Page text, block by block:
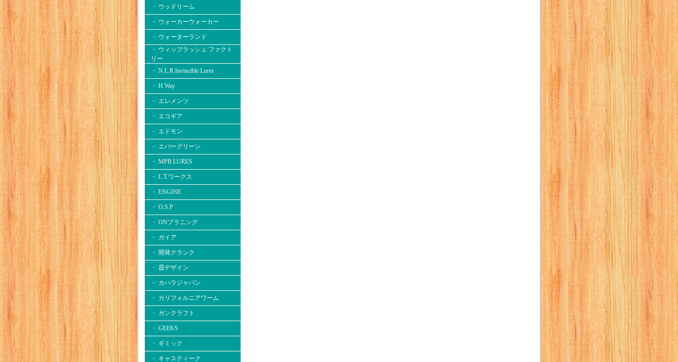
・ ウッドリーム
・ ウォーカーウォーカー
・ ウォーターランド
・ ウィップラッシュ ファクト
リー
・ N.L.R Invincible Lures
・ H.Way
・ エレメンツ
・ エコギア
・ エドモン
・ エバーグリーン
・ MPB LURES
・ L.T.ワークス
・ ENGINE
・ O.S.P
・ ONプラニング
・ ガイア
・ 開発クランク
・ 霞デザイン
・ カハラジャパン
・ カリフォルニアワーム
・ ガンクラフト
・ GEEKS
・ ギミック
・ キャスティーク